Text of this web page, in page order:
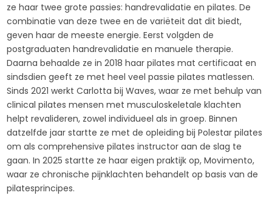
ze haar twee grote passies: handrevalidatie en pilates. De
combinatie van deze twee en de variëteit dat dit biedt,
geven haar de meeste energie. Eerst volgden de
postgraduaten handrevalidatie en manuele therapie.
Daarna behaalde ze in 2018 haar pilates mat certificaat en
sindsdien geeft ze met heel veel passie pilates matlessen.
Sinds 2021 werkt Carlotta bij Waves, waar ze met behulp van
clinical pilates mensen met musculoskeletale klachten
helpt revalideren, zowel individueel als in groep. Binnen
datzelfde jaar startte ze met de opleiding bij Polestar pilates
om als comprehensive pilates instructor aan de slag te
gaan. In 2025 startte ze haar eigen praktijk op, Movimento,
waar ze chronische pijnklachten behandelt op basis van de
pilatesprincipes.